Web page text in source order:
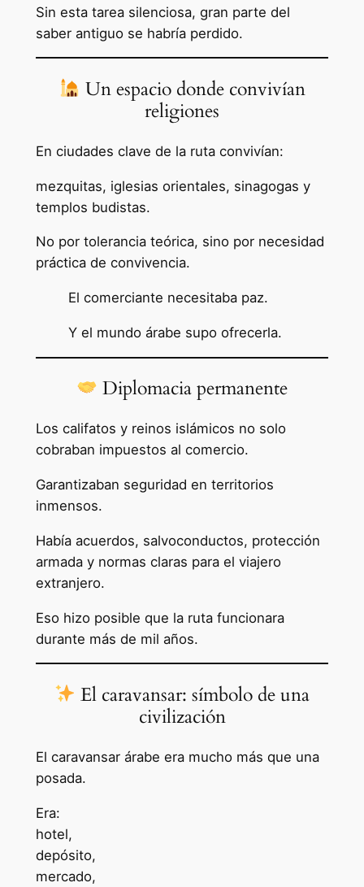
Sin esta tarea silenciosa, gran parte del
saber antiguo se habría perdido.
Un espacio donde convivían
religiones
En ciudades clave de la ruta convivían:
mezquitas, iglesias orientales, sinagogas y
templos budistas.
No por tolerancia teórica, sino por necesidad
práctica de convivencia.
El comerciante necesitaba paz.
Y el mundo árabe supo ofrecerla.
Diplomacia permanente
Los califatos y reinos islámicos no solo
cobraban impuestos al comercio.
Garantizaban seguridad en territorios
inmensos.
Había acuerdos, salvoconductos, protección
armada y normas claras para el viajero
extranjero.
Eso hizo posible que la ruta funcionara
durante más de mil años.
El caravansar: símbolo de una
civilización
El caravansar árabe era mucho más que una
posada.
Era:
hotel,
depósito,
mercado,